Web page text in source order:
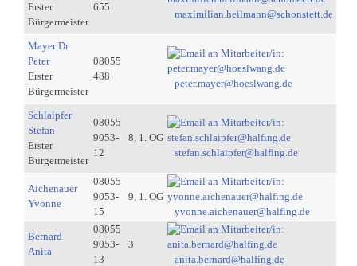
Erster
Bürgermeister
655
maximilian.heilmann@schonstett.de
Mayer Dr.
Peter
Erster
Bürgermeister
08055
488
peter.mayer@hoeslwang.de
Schlaipfer
Stefan
Erster
Bürgermeister
08055
9053-
12
8, 1. OG
stefan.schlaipfer@halfing.de
Aichenauer
Yvonne
08055
9053-
15
9, 1. OG
yvonne.aichenauer@halfing.de
Bernard
Anita
08055
9053-
13
3
anita.bernard@halfing.de